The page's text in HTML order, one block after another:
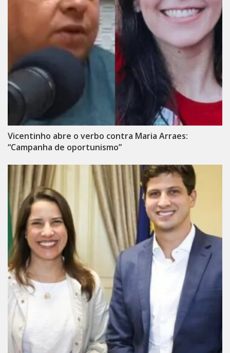
Vicentinho abre o verbo contra Maria Arraes:
“Campanha de oportunismo”